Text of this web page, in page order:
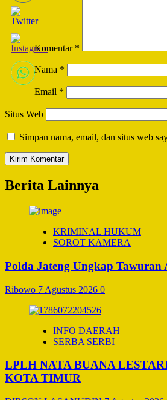
Komentar *
Nama *
Email *
Situs Web
Simpan nama, email, dan situs web
Berita Lainnya
KRIMINAL HUKUM
SOROT KAMERA
Polda Jateng Ungkap
Ribowo 7 Agustus 2026 0
INFO DAERAH
SERBA SERBI
LPLH NATA BUANA
KOTA TIMUR